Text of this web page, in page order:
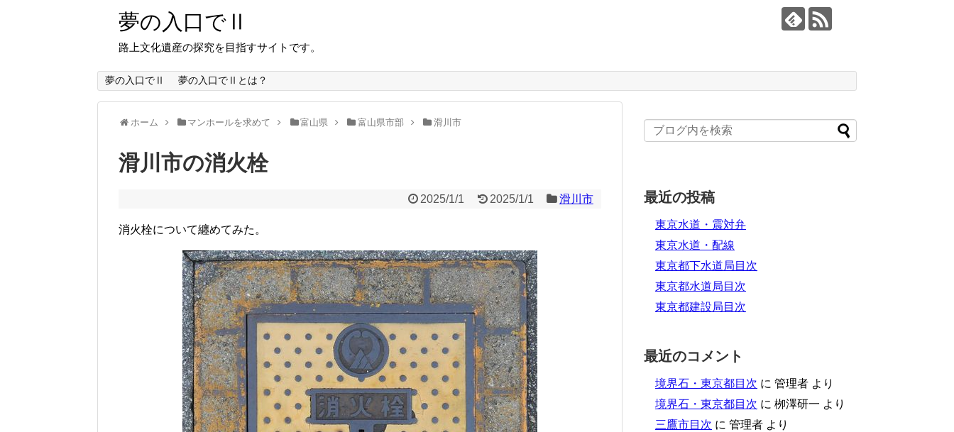
夢の入口でⅡ
路上文化遺産の探究を目指すサイトです。
夢の入口でⅡ 夢の入口でⅡとは？
ホーム マンホールを求めて 富山県 富山県市部 滑川市
滑川市の消火栓
2025/1/1 2025/1/1 滑川市
消火栓について纏めてみた。
最近の投稿
東京水道・震対弁
東京水道・配線
東京都下水道局目次
東京都水道局目次
東京都建設局目次
最近のコメント
境界石・東京都目次 に 管理者 より
境界石・東京都目次 に 栁澤研一 より
三鷹市目次 に 管理者 より